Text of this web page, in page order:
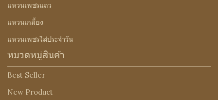
แหวนเพชรแถว
แหวนเกลี้ยง
แหวนเพชรใส่ประจำวัน
หมวดหมู่สินค้า
Best Seller
New Product